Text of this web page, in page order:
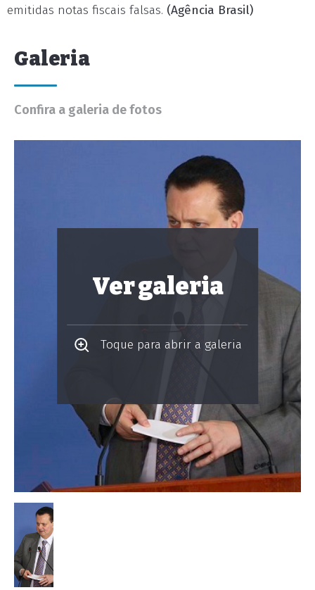
emitidas notas fiscais falsas. (Agência Brasil)
Galeria
Confira a galeria de fotos
Ver galeria
Toque para abrir a galeria